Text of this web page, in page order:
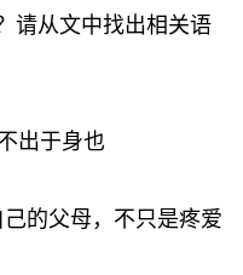
请从文中找出相关语
出于身也
的父母，不只是疼爱